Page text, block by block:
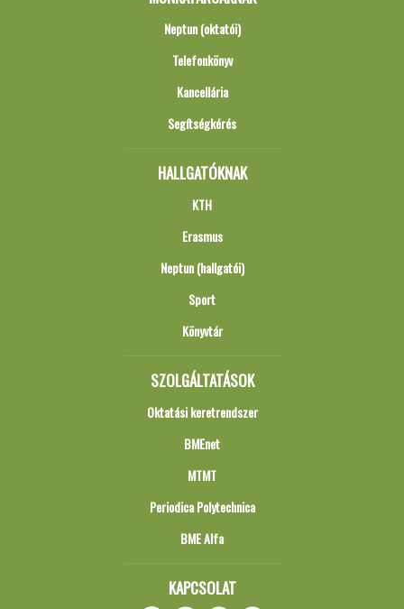
Neptun (oktatói)
Telefonkönyv
Kancellária
Segítségkérés
HALLGATÓKNAK
KTH
Erasmus
Neptun (hallgatói)
Sport
Könyvtár
SZOLGÁLTATÁSOK
Oktatási keretrendszer
BMEnet
MTMT
Periodica Polytechnica
BME Alfa
KAPCSOLAT